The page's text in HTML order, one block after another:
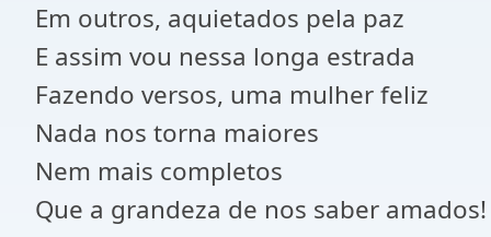
Em outros, aquietados pela paz
E assim vou nessa longa estrada
Fazendo versos, uma mulher feliz
Nada nos torna maiores
Nem mais completos
Que a grandeza de nos saber amados!